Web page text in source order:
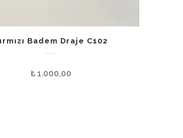
Badem Draje C102
₺1.000,00